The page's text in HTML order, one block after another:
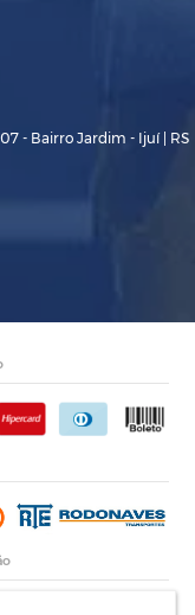
- Bairro Jardim - Ijuí | RS